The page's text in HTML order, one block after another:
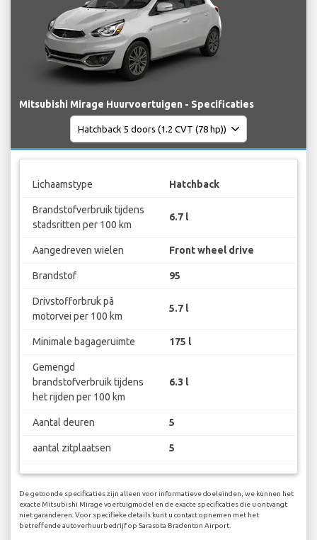
Mitsubishi Mirage Huurvoertuigen - Specificaties
Lichaamstype Hatchback
Brandstofverbruik tijdens
stadsritten per 100 km
6.7 l
Aangedreven wielen Front wheel drive
Brandstof 95
Drivstofforbruk på
motorvei per 100 km
5.7 l
Minimale bagageruimte 175 l
Gemengd
brandstofverbruik tijdens
het rijden per 100 km
6.3 l
Aantal deuren 5
aantal zitplaatsen 5
De getoonde specificaties zijn alleen voor informatieve doeleinden, we kunnen het
exacte Mitsubishi Mirage voertuigmodel en de exacte specificaties die u ontvangt
niet garanderen. Voor specifieke details kunt u contact opnemen met het
betreffende autoverhuurbedrijf op Sarasota Bradenton Airport.